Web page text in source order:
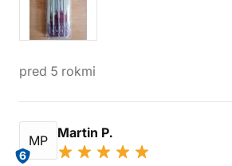
pred 5 rokmi
MP
6
Martin P.